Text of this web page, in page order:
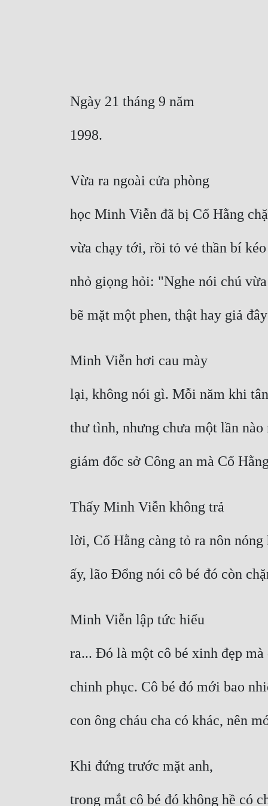
Ngày 21 tháng 9 năm
1998.
Vừa ra ngoài cửa phòng
học Minh Viễn đã bị Cổ Hằng
vừa chạy tới, rồi tỏ vẻ thần bí
nhỏ giọng hỏi: "Nghe nói chú
bẽ mặt một phen, thật hay giả
Minh Viễn hơi cau mày
lại, không nói gì. Mỗi năm khi
thư tình, nhưng chưa một lần
giám đốc sở Công an mà Cổ
Thấy Minh Viễn không trả
lời, Cổ Hằng càng tỏ ra nôn
ấy, lão Đổng nói cô bé đó còn
Minh Viễn lập tức hiểu
ra... Đó là một cô bé xinh đẹp
chinh phục. Cô bé đó mới bao
con ông cháu cha có khác, nên
Khi đứng trước mặt anh,
trong mắt cô bé đó không hề có